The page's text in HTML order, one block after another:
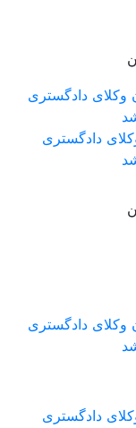
دادگستری
دادگستری